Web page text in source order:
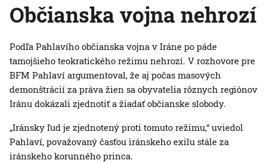
Občianska vojna nehrozí
Podľa Pahlavího občianska vojna v Iráne po páde
tamojšieho teokratického režimu nehrozí. V rozhovore pre
BFM Pahlaví argumentoval, že aj počas masových
demonštrácií za práva žien sa obyvatelia rôznych regiónov
Iránu dokázali zjednotiť a žiadať občianske slobody.
„Iránsky ľud je zjednotený proti tomuto režimu,“ uviedol
Pahlaví, považovaný časťou iránskeho exilu stále za
iránskeho korunného princa.